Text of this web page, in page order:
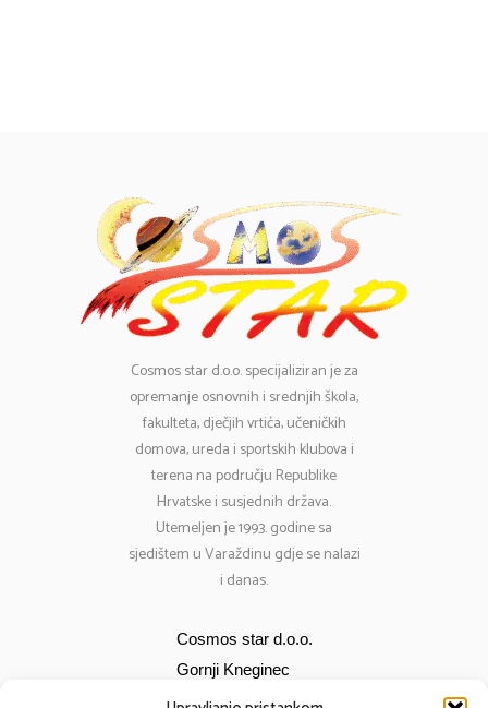
Cosmosstar d.o.o. specijaliziran je za
opremanje osnovnih i srednjih škola,
fakulteta, dječjih vrtića, učeničkih
domova, ureda i sportskih klubova i
terena na području Republike
Hrvatske i susjednih država.
Utemeljen je 1993. godine sa
sjedištem u Varaždinu gdje se nalazi
i danas.
Cosmos star d.o.o.
Gornji Kneginec
Bana Jelačića 12